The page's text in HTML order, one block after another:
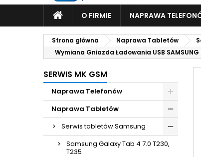
O FIRMIE NAPRAWA
Strona główna Naprawa Tabletów
Wymiana Gniazda Ładowania USB
SERWIS MK GSM
Naprawa Telefonów
Naprawa Tabletów
Serwis tabletów Samsung
Samsung Galaxy Tab 4 7.0 T230,
T235